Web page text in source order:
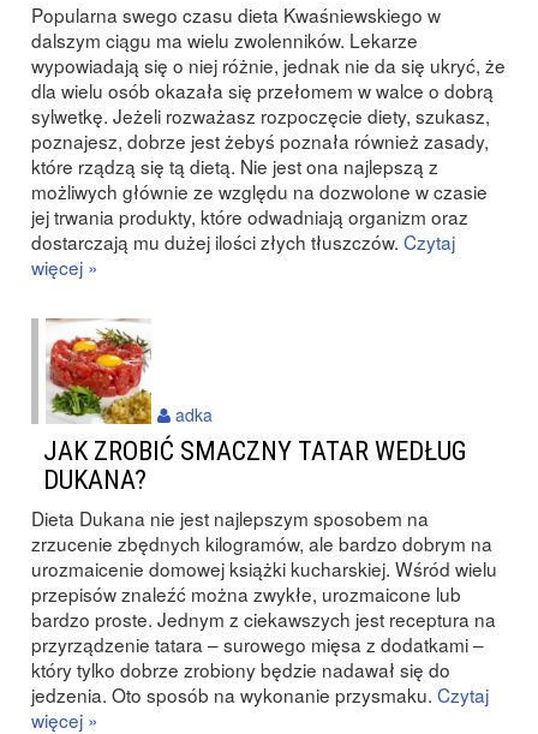
Popularna swego czasu dieta Kwaśniewskiego w
dalszym ciągu ma wielu zwolenników. Lekarze
wypowiadają się o niej różnie, jednak nie da się ukryć, że
dla wielu osób okazała się przełomem w walce o dobrą
sylwetkę. Jeżeli rozważasz rozpoczęcie diety, szukasz,
poznajesz, dobrze jest żebyś poznała również zasady,
które rządzą się tą dietą. Nie jest ona najlepszą z
możliwych głównie ze względu na dozwolone w czasie
jej trwania produkty, które odwadniają organizm oraz
dostarczają mu dużej ilości złych tłuszczów. Czytaj
więcej »
JAK ZROBIĆ SMACZNY TATAR WEDŁUG
DUKANA?
Dieta Dukana nie jest najlepszym sposobem na
zrzucenie zbędnych kilogramów, ale bardzo dobrym na
urozmaicenie domowej książki kucharskiej. Wśród wielu
przepisów znaleźć można zwykłe, urozmaicone lub
bardzo proste. Jednym z ciekawszych jest receptura na
przyrządzenie tatara – surowego mięsa z dodatkami –
który tylko dobrze zrobiony będzie nadawał się do
jedzenia. Oto sposób na wykonanie przysmaku. Czytaj
więcej »
adka